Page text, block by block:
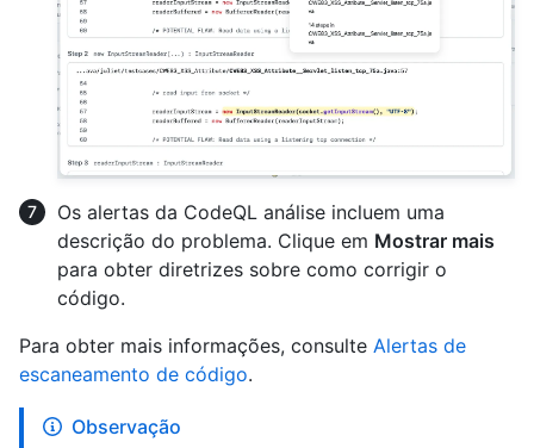
Os alertas da CodeQL análise incluem uma
descrição do problema. Clique em Mostrar mais
para obter diretrizes sobre como corrigir o
código.
Para obter mais informações, consulte Alertas de
escaneamento de código.
Observação